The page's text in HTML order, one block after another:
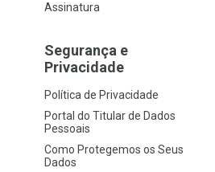
Assinatura
Segurança e
Privacidade
Política de Privacidade
Portal do Titular de Dados
Pessoais
Como Protegemos os Seus
Dados